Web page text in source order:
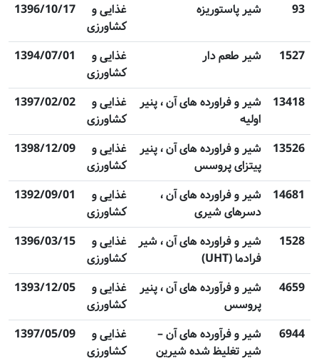
93 شیر پاستوریزه
غذایی و
کشاورزی
1396/10/17
1527 شیر طعم دار
غذایی و
کشاورزی
1394/07/01
13418
شیر و فراورده های آن ، پنیر
اولیه
غذایی و
کشاورزی
1397/02/02
13526
شیر و فراورده های آن ، پنیر
پیتزای پروسس
غذایی و
کشاورزی
1398/12/09
14681
شیر و فراورده های آن ،
دسرهای شیری
غذایی و
کشاورزی
1392/09/01
1528
شیر و فراورده های آن ، شیر
فرادما (UHT)
غذایی و
کشاورزی
1396/03/15
4659
شیر و فرآورده های آن ، پنیر
پروسس
غذایی و
کشاورزی
1393/12/05
6944
شیر و فرآورده های آن –
شیر تغلیظ شده شیرین
غذایی و
کشاورزی
1397/05/09